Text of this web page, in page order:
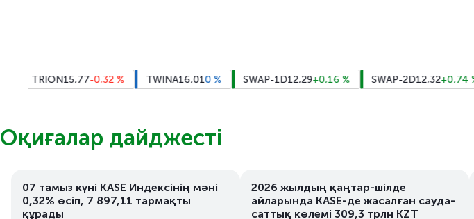
TRION15,77-0,32% TWINA16,010% SWAP-1D12,29+0,16% SWAP-2D12,32+0,74%
Оқиғалар дайджесті
07 тамыз күні KASE Индексінің мәні
0,32% өсіп, 7 897,11 тармақты
құрады
2026 жылдың қаңтар-шілде
айларында KASE-де жасалған сауда-
саттық көлемі 309,3 трлн KZT